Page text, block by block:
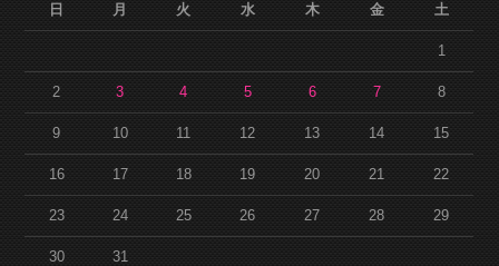
日
月 火 水 木 金 土
1
2 3 4 5 6 7 8
9 10 11 12 13 14 15
16 17 18 19 20 21 22
23 24 25 26 27 28 29
30 31